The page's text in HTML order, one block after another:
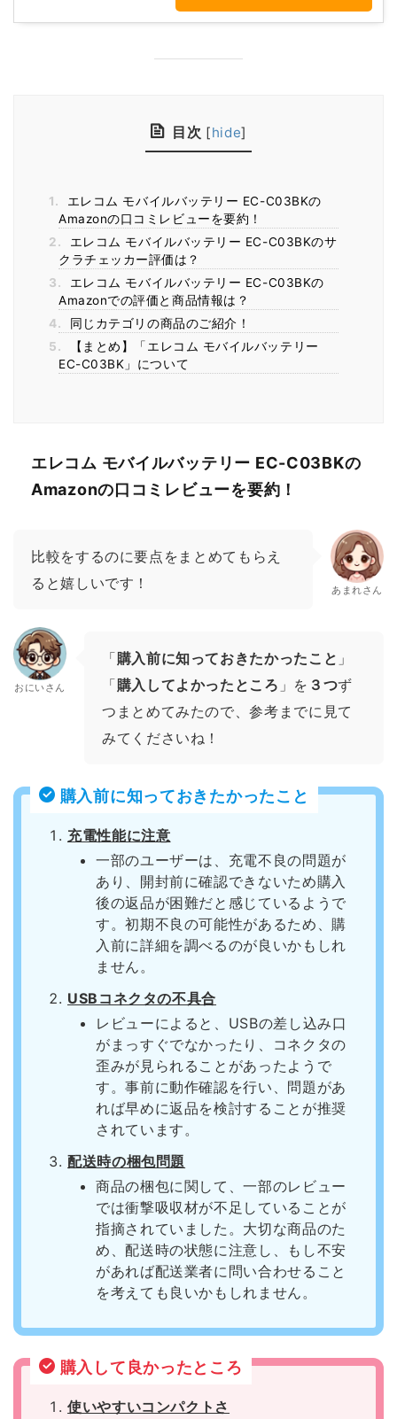
目次 [hide]
1.
エレコム モバイルバッテリー EC-C03BKの
Amazonの口コミレビューを要約！
2.
エレコム モバイルバッテリー EC-C03BKのサ
クラチェッカー評価は？
3.
エレコム モバイルバッテリー EC-C03BKの
Amazonでの評価と商品情報は？
4.
同じカテゴリの商品のご紹介！
5.
【まとめ】「エレコム モバイルバッテリー
EC-C03BK」について
エレコム モバイルバッテリー EC-C03BKの
Amazonの口コミレビューを要約！
比較をするのに要点をまとめてもらえ
ると嬉しいです！
あまれさん
おにいさん
「購入前に知っておきたかったこと 」
「購入してよかったところ 」を ３つず
つまとめてみたので、参考までに見て
みてくださいね！
購入前に知っておきたかったこと
充電性能に注意
一部のユーザーは、充電不良の問題が
あり、開封前に確認できないため購入
後の返品が困難だと感じているようで
す。初期不良の可能性があるため、購
入前に詳細を調べるのが良いかもしれ
ません。
USBコネクタの不具合
レビューによると、USBの差し込み口
がまっすぐでなかったり、コネクタの
歪みが見られることがあったようで
す。事前に動作確認を行い、問題があ
れば早めに返品を検討することが推奨
されています。
配送時の梱包問題
商品の梱包に関して、一部のレビュー
では衝撃吸収材が不足していることが
指摘されていました。大切な商品のた
め、配送時の状態に注意し、もし不安
があれば配送業者に問い合わせること
を考えても良いかもしれません。
購入して良かったところ
使いやすいコンパクトさ